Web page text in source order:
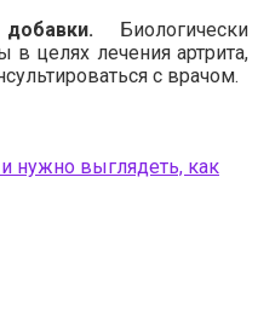
Биологически
целях лечения артрита,
с врачом.
нужно выглядеть, как